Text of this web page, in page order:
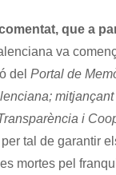
que a
va
del Portal de
i
per tal de garantir
mortes pel